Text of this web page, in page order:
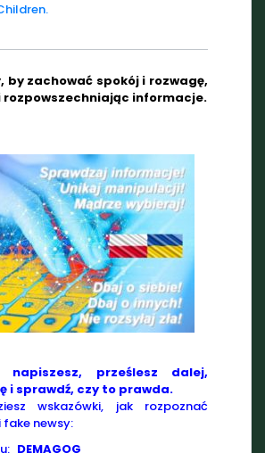
by zachować spokój i rozwagę,
rozpowszechniając informacje.
napiszesz, prześlesz dalej,
i sprawdź, czy to prawda.
wskazówki, jak rozpoznać
newsy:
DEMAGOG